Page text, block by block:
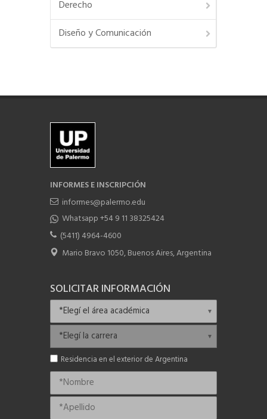
Derecho
Diseño y Comunicación
INFORMES E INSCRIPCIÓN
informes@palermo.edu
Whatsapp +54 9 11 38325424
(5411) 4964-4600
Mario Bravo 1050, Buenos Aires, Argentina
SOLICITAR INFORMACIÓN
Residencia en el exterior de Argentina